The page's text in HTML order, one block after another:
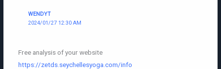
WENDYT
2024/01/27 12:30 AM
Free analysis of your website
https://zetds.seychellesyoga.com/info